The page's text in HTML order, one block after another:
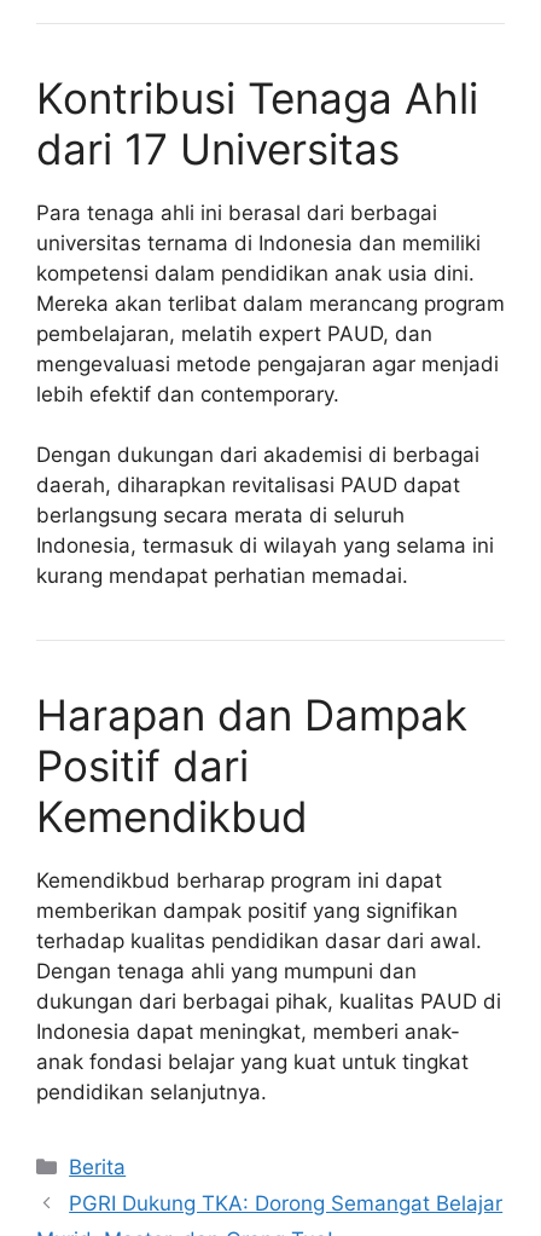
Kontribusi Tenaga Ahli
dari 17 Universitas
Para tenaga ahli ini berasal dari berbagai
universitas ternama di Indonesia dan memiliki
kompetensi dalam pendidikan anak usia dini.
Mereka akan terlibat dalam merancang program
pembelajaran, melatih expert PAUD, dan
mengevaluasi metode pengajaran agar menjadi
lebih efektif dan contemporary.
Dengan dukungan dari akademisi di berbagai
daerah, diharapkan revitalisasi PAUD dapat
berlangsung secara merata di seluruh
Indonesia, termasuk di wilayah yang selama ini
kurang mendapat perhatian memadai.
Harapan dan Dampak
Positif dari
Kemendikbud
Kemendikbud berharap program ini dapat
memberikan dampak positif yang signifikan
terhadap kualitas pendidikan dasar dari awal.
Dengan tenaga ahli yang mumpuni dan
dukungan dari berbagai pihak, kualitas PAUD di
Indonesia dapat meningkat, memberi anak-
anak fondasi belajar yang kuat untuk tingkat
pendidikan selanjutnya.
Kategori
Berita
PGRI Dukung TKA: Dorong Semangat Belajar